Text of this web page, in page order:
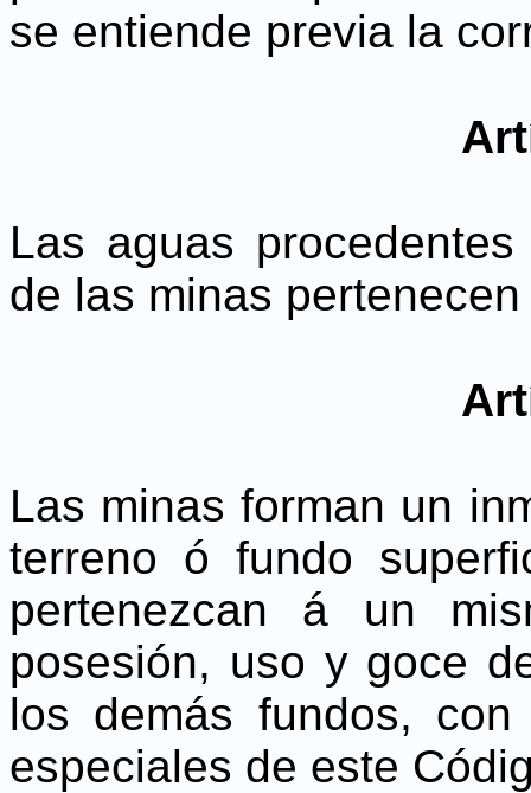
se entiende previa la
Las aguas
de las minas
Las minas forman un
terreno ó fundo
pertenezcan á un
posesión, uso y goce
los demás fundos,
especiales de este